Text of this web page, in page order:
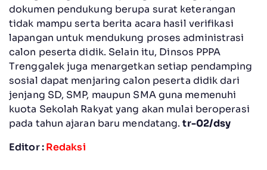
dokumen pendukung berupa surat keterangan
tidak mampu serta berita acara hasil verifikasi
lapangan untuk mendukung proses administrasi
calon peserta didik. Selain itu, Dinsos PPPA
Trenggalek juga menargetkan setiap pendamping
sosial dapat menjaring calon peserta didik dari
jenjang SD, SMP, maupun SMA guna memenuhi
kuota Sekolah Rakyat yang akan mulai beroperasi
pada tahun ajaran baru mendatang.tr-02/dsy
Editor :Redaksi